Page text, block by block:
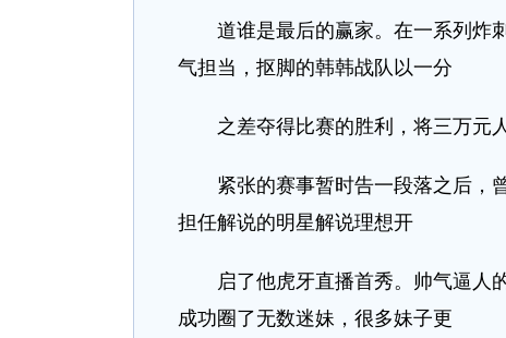
道谁是最后的赢家。在一系列炸刺
气担当，抠脚的韩韩战队以一分
之差夺得比赛的胜利，将三万元人
紧张的赛事暂时告一段落之后，曾
担任解说的明星解说理想开
启了他虎牙直播首秀。帅气逼人的
成功圈了无数迷妹，很多妹子更